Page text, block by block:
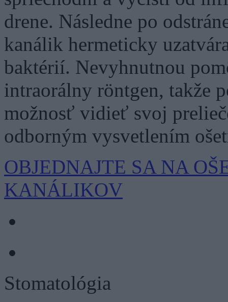
drene. Následne po
kanálik hermeticky
baktérií. Nevyhnutnou
intraorálny röntgen, takže
možnosť vidieť svoj
odborným vysvetlením
OBJEDNAJTE SA NA
KANÁLIKOV
Stomatológia